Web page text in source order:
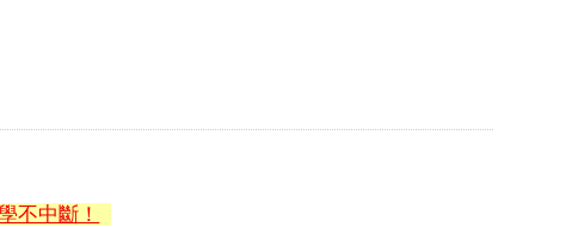
不中斷！